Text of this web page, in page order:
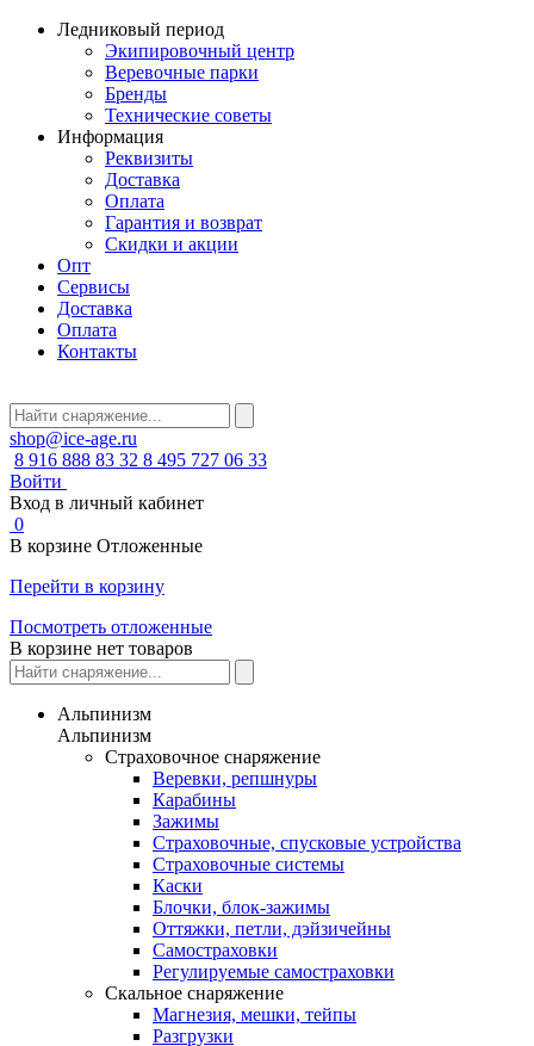
Ледниковый период
Экипировочный центр
Веревочные парки
Бренды
Технические советы
Информация
Реквизиты
Доставка
Оплата
Гарантия и возврат
Скидки и акции
Опт
Сервисы
Доставка
Оплата
Контакты
shop@ice-age.ru
8 916 888 83 32 8 495 727 06 33
Войти
Вход в личный кабинет
0
В корзине Отложенные
Перейти в корзину
Посмотреть отложенные
В корзине нет товаров
Альпинизм
Альпинизм
Страховочное снаряжение
Веревки, репшнуры
Карабины
Зажимы
Страховочные, спусковые устройства
Страховочные системы
Каски
Блочки, блок-зажимы
Оттяжки, петли, дэйзичейны
Самостраховки
Регулируемые самостраховки
Скальное снаряжение
Магнезия, мешки, тейпы
Разгрузки